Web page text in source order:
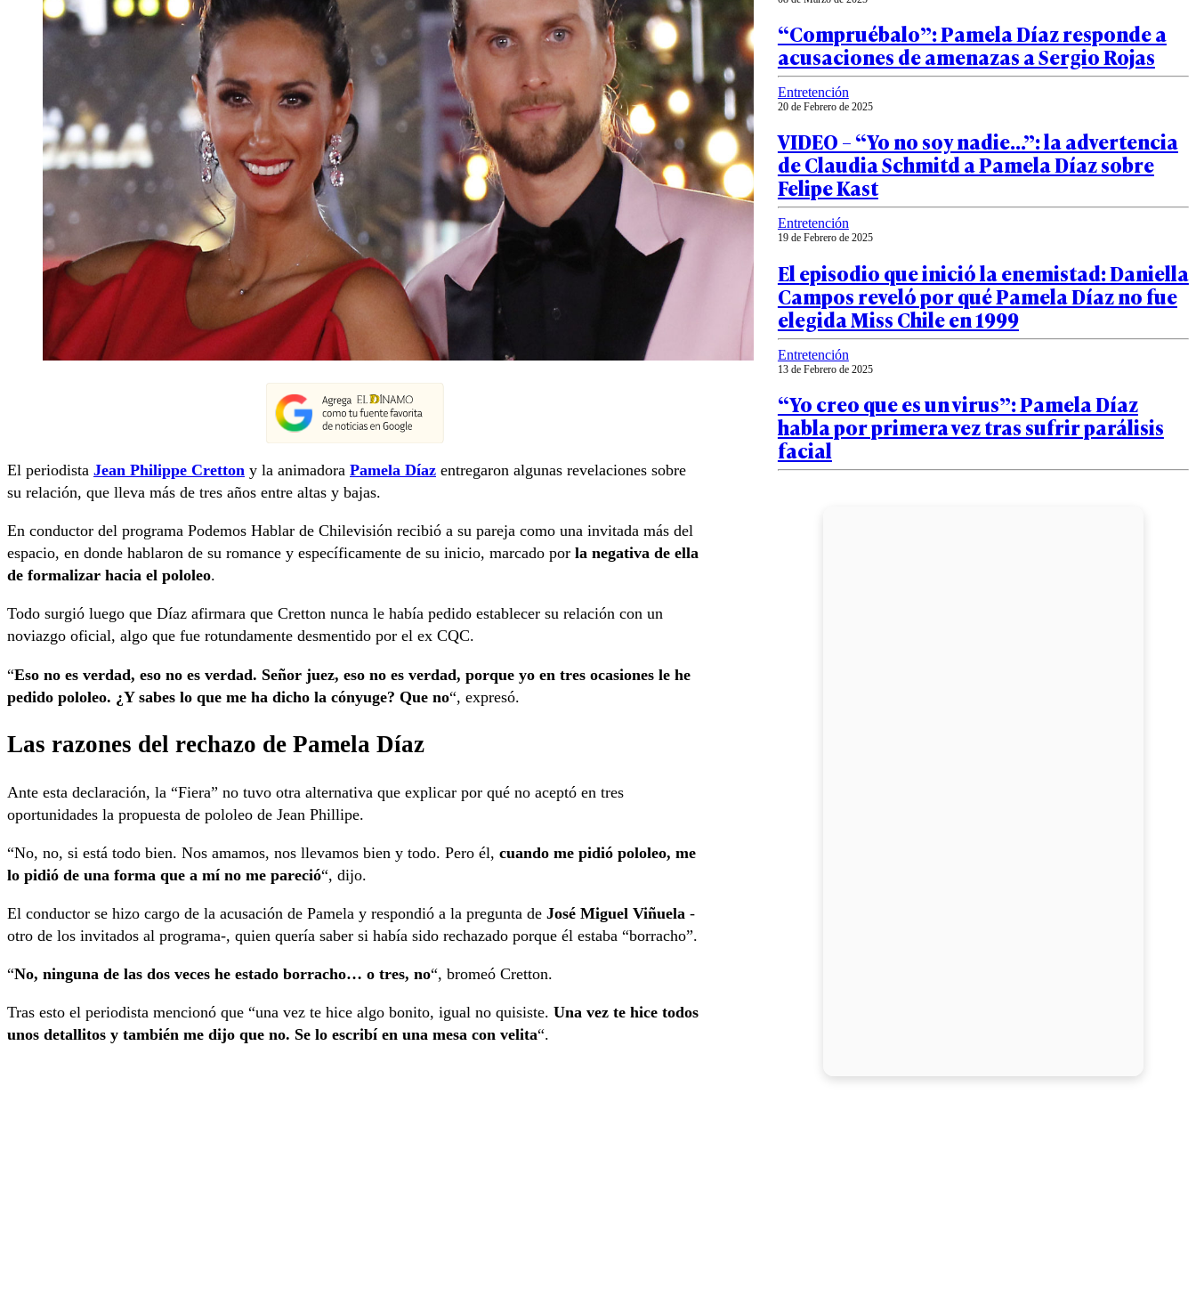
El periodista Jean Philippe Cretton y la animadora Pamela Díaz entregaron algunas revelaciones sobre
su relación, que lleva más de tres años entre altas y bajas.
En conductor del programa Podemos Hablar de Chilevisión recibió a su pareja como una invitada más del
espacio, en donde hablaron de su romance y específicamente de su inicio, marcado por la negativa de ella
de formalizar hacia el pololeo.
Todo surgió luego que Díaz afirmara que Cretton nunca le había pedido establecer su relación con un
noviazgo oficial, algo que fue rotundamente desmentido por el ex CQC.
“Eso no es verdad, eso no es verdad. Señor juez, eso no es verdad, porque yo en tres ocasiones le he
pedido pololeo. ¿Y sabes lo que me ha dicho la cónyuge? Que no“, expresó.
Las razones del rechazo de Pamela Díaz
Ante esta declaración, la “Fiera” no tuvo otra alternativa que explicar por qué no aceptó en tres
oportunidades la propuesta de pololeo de Jean Phillipe.
“No, no, si está todo bien. Nos amamos, nos llevamos bien y todo. Pero él, cuando me pidió pololeo, me
lo pidió de una forma que a mí no me pareció“, dijo.
El conductor se hizo cargo de la acusación de Pamela y respondió a la pregunta de José Miguel Viñuela -
otro de los invitados al programa-, quien quería saber si había sido rechazado porque él estaba “borracho”.
“No, ninguna de las dos veces he estado borracho… o tres, no“, bromeó Cretton.
Tras esto el periodista mencionó que “una vez te hice algo bonito, igual no quisiste. Una vez te hice todos
unos detallitos y también me dijo que no. Se lo escribí en una mesa con velita“.
“Compruébalo”: Pamela Díaz responde a
acusaciones de amenazas a Sergio Rojas
Entretención
20 de Febrero de 2025
VIDEO – “Yo no soy nadie…”: la advertencia
de Claudia Schmitd a Pamela Díaz sobre
Felipe Kast
Entretención
19 de Febrero de 2025
El episodio que inició la enemistad: Daniella
Campos reveló por qué Pamela Díaz no fue
elegida Miss Chile en 1999
Entretención
13 de Febrero de 2025
“Yo creo que es un virus”: Pamela Díaz
habla por primera vez tras sufrir parálisis
facial